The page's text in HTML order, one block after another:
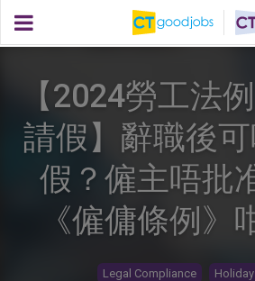
【2024勞工法
請假】辭職後
假？僱主唔批
《僱傭條例》
Legal Compliance